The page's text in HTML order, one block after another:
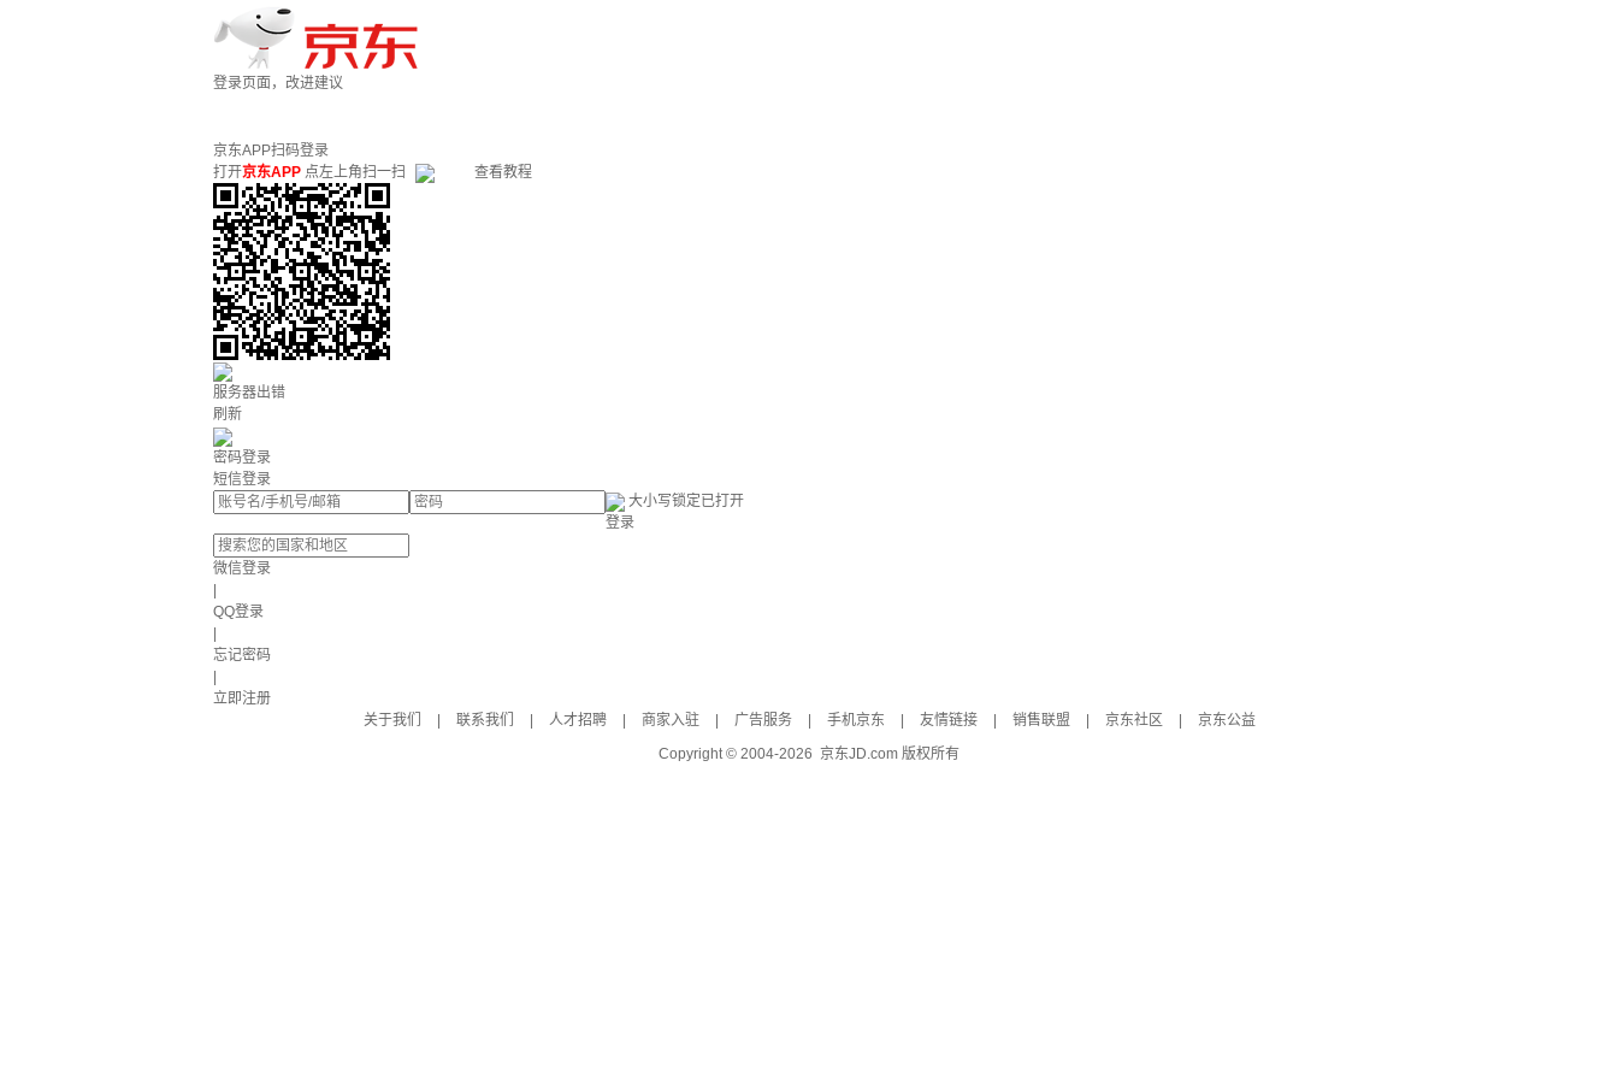
登录页面，改进建议
京东APP扫码登录
打开京东APP 点左上角扫一扫 查看教程
服务器出错
刷新
密码登录
短信登录
大小写锁定已打开
登录
微信登录
QQ登录
忘记密码
立即注册
关于我们
联系我们 人才招聘 商家入驻 广告服务 手机京东 友情链接 销售联盟 京东社区
京东公益
Copyright © 2004-2026 京东JD.com 版权所有